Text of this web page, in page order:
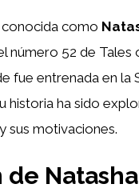
conocida como
número 52 de
fue entrenada en la
historia ha sido
sus motivaciones.